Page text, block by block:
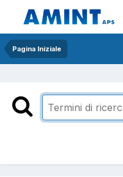
Pagina Iniziale